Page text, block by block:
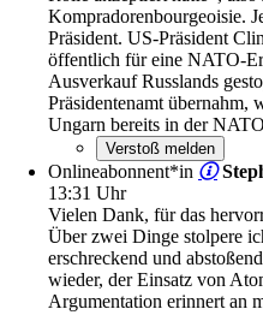
Kompradorenbourgeoisie.
Präsident. US-Präsident
öffentlich für eine NATO-
Ausverkauf Russlands
Präsidentenamt übernahm,
Ungarn bereits in der
Onlineabonnent*in
13:31 Uhr
Vielen Dank, für das
Über zwei Dinge stolpere
erschreckend und
wieder, der Einsatz von
Argumentation erinnert an